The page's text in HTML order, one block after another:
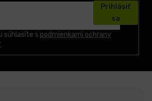
súhlasíte s podmienkami ochrany
Prihlásiť
sa